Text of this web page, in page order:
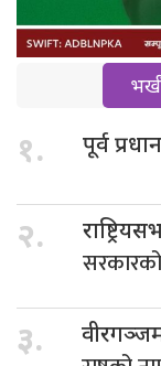
१. पूर्व
२.
३.